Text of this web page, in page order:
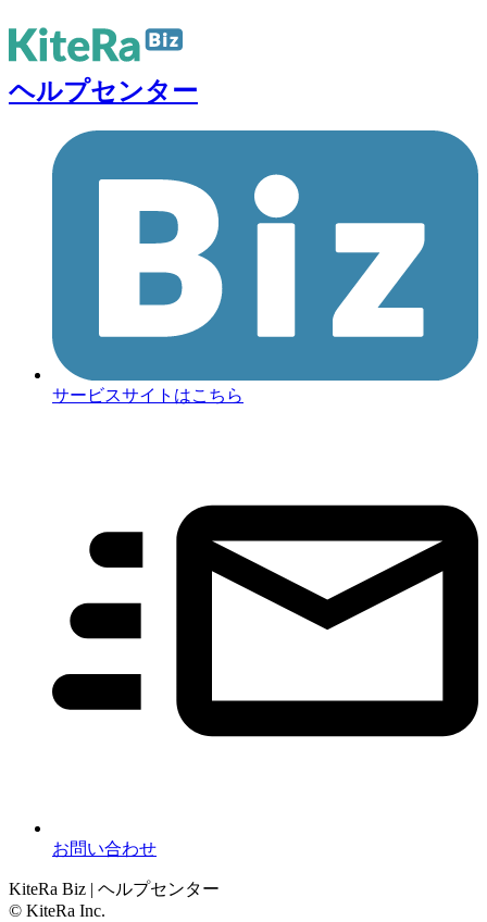
ヘルプセンター
サービスサイトはこちら
お問い合わせ
KiteRa Biz | ヘルプセンター
© KiteRa Inc.